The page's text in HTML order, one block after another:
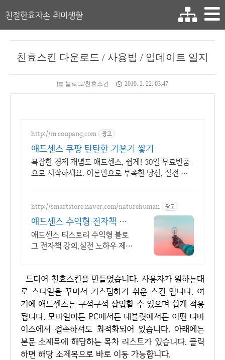
친절한효자손 취미생활
친효스킨 다운로드 / 사용법 / 업데이트 일지
블로그/친효스킨 2019. 2. 22. 03:47
http://m.coupang.com 광고
애드센스 쿠팡 탄탄한 기본기 쌓기
복잡한 경제 개념도 애드센스, 쉽게! 30일 무료반품
으로 시작하세요. 이론만으로 부족한 당신, 실전 투
http://smartstore.naver.com/naturehuman 광고
애드센스 수익형 전자책 강
의 월100만원 고정 수익발
생!
애드센스 티스토리 수익형 블로
그 전자책 강의,실전 노하우 제
과 동영상으로 초보자도 쉽게 배
워요!
드디어 친효스킨을 만들었습니다. 사용자가 원하는대
로 스타일을 꾸며서 커스텀하기 쉬운 스킨 입니다. 여
기에 애드센스는 구석구석 삽입할 수 있으며 쉽게 적용
됩니다. 모바일이든 PC에서든 태블릿에서든 어떤 디바
이스에서 접속하셔도 최적화되어 있습니다. 아래에는
본문 소제목에 해당하는 목차 리스트가 있습니다. 클릭
하면 해당 소제목으로 바로 이동 가능합니다.